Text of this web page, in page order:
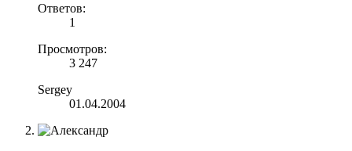
Ответов:
1
Просмотров:
3 247
Sergey
01.04.2004